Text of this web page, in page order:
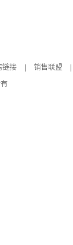
链接 销售联盟